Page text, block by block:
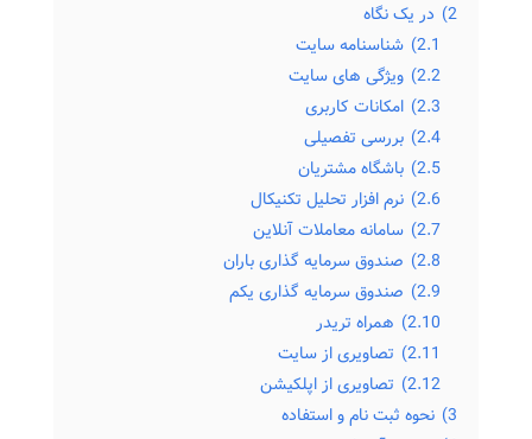
2) در یک نگاه
2.1) شناسنامه سایت
2.2) ویژگی های سایت
2.3) امکانات کاربری
2.4) بررسی تفصیلی
2.5) باشگاه مشتریان
2.6) نرم افزار تحلیل تکنیکال
2.7) سامانه معاملات آنلاین
2.8) صندوق سرمایه گذاری باران
2.9) صندوق سرمایه گذاری یکم
2.10) همراه تریدر
2.11) تصاویری از سایت
2.12) تصاویری از اپلکیشن
3) نحوه ثبت نام و استفاده